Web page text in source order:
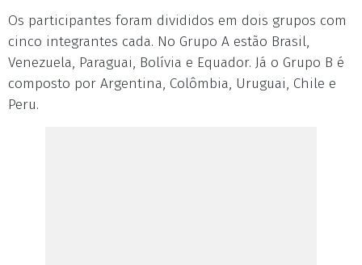
Os participantes foram divididos em dois grupos com
cinco integrantes cada. No Grupo A estão Brasil,
Venezuela, Paraguai, Bolívia e Equador. Já o Grupo B é
composto por Argentina, Colômbia, Uruguai, Chile e
Peru.